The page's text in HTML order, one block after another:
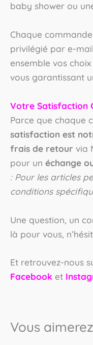
baby shower ou
Chaque
privilégié par e-
ensemble vos
vous garantissant
Votre Satisfaction
Parce que chaque
satisfaction est
frais de retour via
pour un échange
: Pour les articles
conditions
Une question, un
là pour vous,
Et retrouvez-nous
Facebook et
Vous